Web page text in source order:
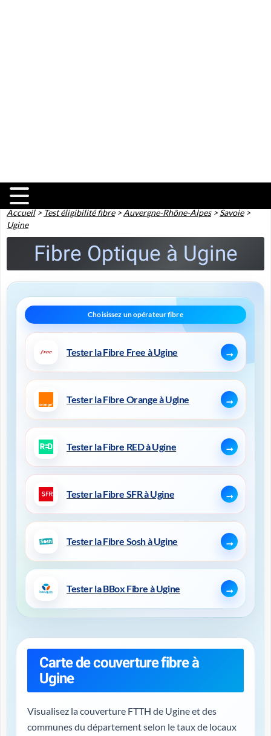
Accueil>Test éligibilité fibre>Auvergne-Rhône-Alpes>Savoie>
Ugine
Fibre Optique à Ugine
Tester la Fibre Free à Ugine
Tester la Fibre Orange à Ugine
Tester la Fibre RED à Ugine
Tester la Fibre SFR à Ugine
Tester la Fibre Sosh à Ugine
Tester la BBox Fibre à Ugine
Carte de couverture fibre à
Ugine
Visualisez la couverture FTTH de Ugine et des
communes du département selon le taux de locaux